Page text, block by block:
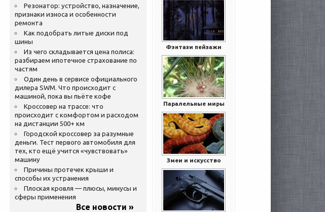
Резонатор: устройство, назначение,
признаки износа и особенности
ремонта
Как подобрать литые диски под
шины
Из чего складывается цена полиса:
разбираем ипотечное страхование по
частям
Один день в сервисе официального
дилера SWM. Что происходит с
машиной, пока вы пьёте кофе
Кроссовер на трассе: что
происходит с комфортом и расходом
на дистанции 500+ км
Городской кроссовер за разумные
деньги. Тест первого автомобиля для
тех, кто ещё учится «чувствовать»
машину
Причины протечек крыши и
способы их устранения
Плоская кровля — плюсы, минусы и
сферы применения
Все новости »
Фэнтази пейзажи
Паралельные миры
Змеи и искусство